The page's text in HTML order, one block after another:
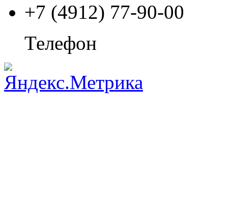
+7 (4912) 77-90-00
Телефон